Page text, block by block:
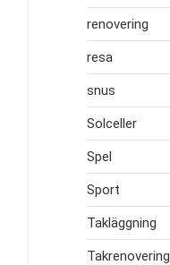
renovering
resa
snus
Solceller
Spel
Sport
Takläggning
Takrenovering